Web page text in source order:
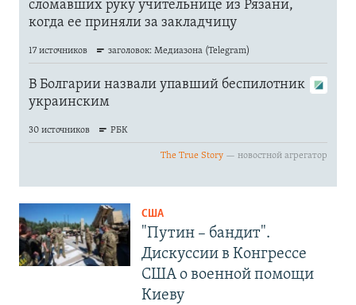
США
"Путин – бандит".
Дискуссии в Конгрессе
США о военной помощи
Киеву